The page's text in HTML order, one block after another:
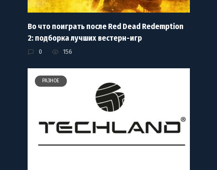
Во что поиграть после Red Dead Redemption
2: подборка лучших вестерн-игр
0 156
РАЗНОЕ